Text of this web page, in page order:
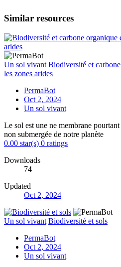
Similar resources
Un sol vivant Biodiversité et
les zones arides
PermaBot
Oct 2, 2024
Un sol vivant
Le sol est une ne membrane
non submergée de notre planète
0.00 star(s) 0 ratings
Downloads
74
Updated
Oct 2, 2024
Un sol vivant Biodiversité et sols
PermaBot
Oct 2, 2024
Un sol vivant